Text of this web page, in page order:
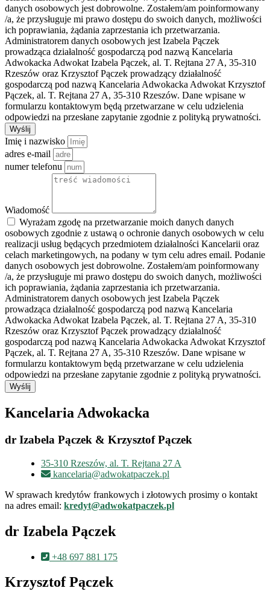
danych osobowych jest dobrowolne. Zostałem/am poinformowany
/a, że przysługuje mi prawo dostępu do swoich danych, możliwości
ich poprawiania, żądania zaprzestania ich przetwarzania.
Administratorem danych osobowych jest Izabela Pączek
prowadząca działalność gospodarczą pod nazwą Kancelaria
Adwokacka Adwokat Izabela Pączek, al. T. Rejtana 27 A, 35-310
Rzeszów oraz Krzysztof Pączek prowadzący działalność
gospodarczą pod nazwą Kancelaria Adwokacka Adwokat Krzysztof
Pączek, al. T. Rejtana 27 A, 35-310 Rzeszów. Dane wpisane w
formularzu kontaktowym będą przetwarzane w celu udzielenia
odpowiedzi na przesłane zapytanie zgodnie z polityką prywatności.
Wyślij
Imię i nazwisko
adres e-mail
numer telefonu
Wiadomość
Wyrażam zgodę na przetwarzanie moich danych danych
osobowych zgodnie z ustawą o ochronie danych osobowych w celu
realizacji usług będących przedmiotem działalności Kancelarii oraz
celach marketingowych, na podany w tym celu adres email. Podanie
danych osobowych jest dobrowolne. Zostałem/am poinformowany
/a, że przysługuje mi prawo dostępu do swoich danych, możliwości
ich poprawiania, żądania zaprzestania ich przetwarzania.
Administratorem danych osobowych jest Izabela Pączek
prowadząca działalność gospodarczą pod nazwą Kancelaria
Adwokacka Adwokat Izabela Pączek, al. T. Rejtana 27 A, 35-310
Rzeszów oraz Krzysztof Pączek prowadzący działalność
gospodarczą pod nazwą Kancelaria Adwokacka Adwokat Krzysztof
Pączek, al. T. Rejtana 27 A, 35-310 Rzeszów. Dane wpisane w
formularzu kontaktowym będą przetwarzane w celu udzielenia
odpowiedzi na przesłane zapytanie zgodnie z polityką prywatności.
Wyślij
Kancelaria Adwokacka
dr Izabela Pączek & Krzysztof Pączek
35-310 Rzeszów, al. T. Rejtana 27 A
kancelaria@adwokatpaczek.pl
W sprawach kredytów frankowych i złotowych prosimy o kontakt
na adres email: kredyt@adwokatpaczek.pl
dr Izabela Pączek
+48 697 881 175
Krzysztof Pączek